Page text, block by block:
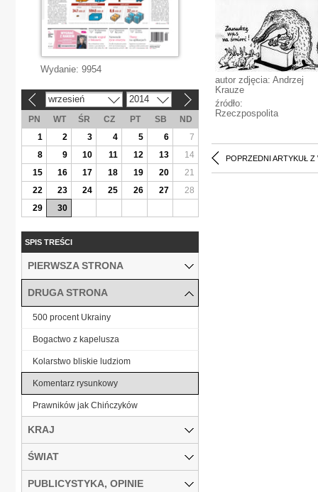
autor zdjęcia: Andrzej
Krauze
źródło:
Rzeczpospolita
POPRZEDNI ARTYKUŁ Z
Wydanie: 9954
wrzesień 2014
PN WT ŚR CZ PT SB
ND
1
2 3 4 5 6
7
8
9 10 11 12 13
14
15
16 17 18 19 20
21
22
23 24 25 26 27
28
29
30
SPIS TREŚCI
PIERWSZA STRONA
DRUGA STRONA
500 procent Ukrainy
Bogactwo z kapelusza
Kolarstwo bliskie ludziom
Komentarz rysunkowy
Prawników jak Chińczyków
KRAJ
ŚWIAT
PUBLICYSTYKA, OPINIE